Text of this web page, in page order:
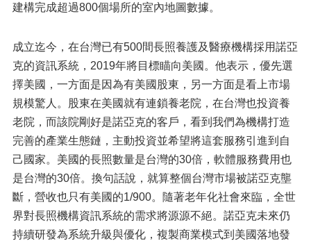
建構完成超過800個場所的室內地圖數據。
成立迄今，在台灣已有500間長照養護及醫療機構採用諾亞
克的資訊系統，2019年將目標瞄向美國。他表示，優先選
擇美國，一方面是因為有美國股東，另一方面是看上市場
規模驚人。股東在美國就有連鎖養老院，在台灣也投資養
老院，而該院剛好是諾亞克的客戶，看到我們為機構打造
完善的產業生態鏈，主動投資並希望將這套服務引進到自
己國家。美國的長照數量是台灣的30倍，軟體服務費用也
是台灣的30倍。換句話說，就算整個台灣市場被諾亞克壟
斷，營收也只有美國的1/900。隨著老年化社會來臨，全世
界對長照機構資訊系統的需求將源源不絕。諾亞克未來仍
持續研發為系統升級與優化，複製商業模式到美國落地發